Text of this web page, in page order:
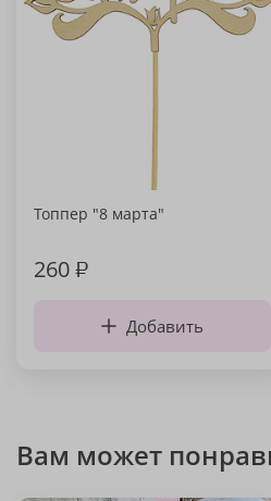
Топпер "8 марта"
260₽
Добавить
Вам может